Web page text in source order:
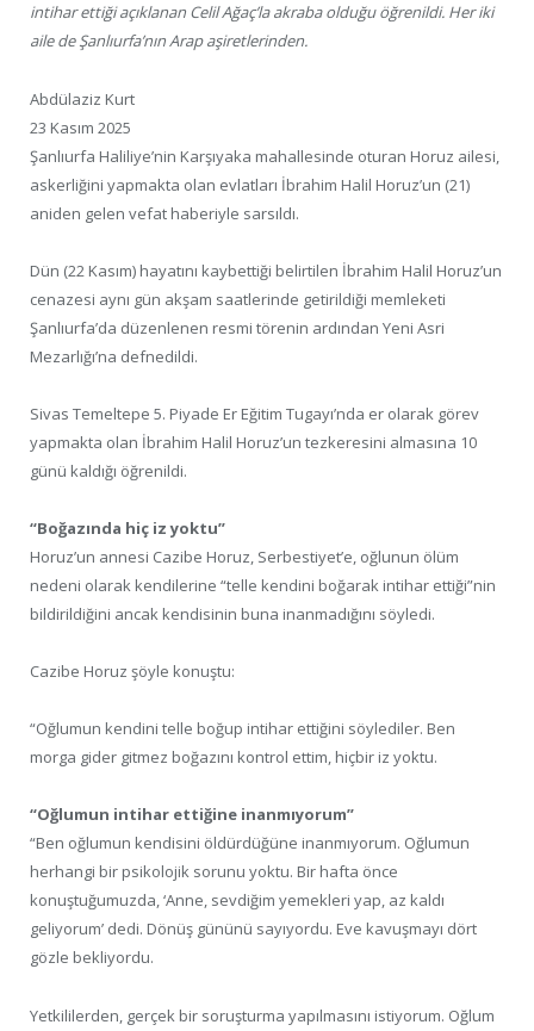
intihar ettiği açıklanan Celil Ağaç’la akraba olduğu öğrenildi. Her iki
aile de Şanlıurfa’nın Arap aşiretlerinden.
Abdülaziz Kurt
23 Kasım 2025
Şanlıurfa Haliliye’nin Karşıyaka mahallesinde oturan Horuz ailesi,
askerliğini yapmakta olan evlatları İbrahim Halil Horuz’un (21)
aniden gelen vefat haberiyle sarsıldı.
Dün (22 Kasım) hayatını kaybettiği belirtilen İbrahim Halil Horuz’un
cenazesi aynı gün akşam saatlerinde getirildiği memleketi
Şanlıurfa’da düzenlenen resmi törenin ardından Yeni Asri
Mezarlığı’na defnedildi.
Sivas Temeltepe 5. Piyade Er Eğitim Tugayı’nda er olarak görev
yapmakta olan İbrahim Halil Horuz’un tezkeresini almasına 10
günü kaldığı öğrenildi.
“Boğazında hiç iz yoktu”
Horuz’un annesi Cazibe Horuz, Serbestiyet’e, oğlunun ölüm
nedeni olarak kendilerine “telle kendini boğarak intihar ettiği”nin
bildirildiğini ancak kendisinin buna inanmadığını söyledi.
Cazibe Horuz şöyle konuştu:
“Oğlumun kendini telle boğup intihar ettiğini söylediler. Ben
morga gider gitmez boğazını kontrol ettim, hiçbir iz yoktu.
“Oğlumun intihar ettiğine inanmıyorum”
“Ben oğlumun kendisini öldürdüğüne inanmıyorum. Oğlumun
herhangi bir psikolojik sorunu yoktu. Bir hafta önce
konuştuğumuzda, ‘Anne, sevdiğim yemekleri yap, az kaldı
geliyorum’ dedi. Dönüş gününü sayıyordu. Eve kavuşmayı dört
gözle bekliyordu.
Yetkililerden, gerçek bir soruşturma yapılmasını istiyorum. Oğlum